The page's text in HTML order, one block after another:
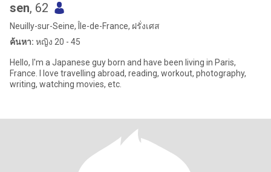
sen, 62
Neuilly-sur-Seine, Île-de-France, ฝรั่งเศส
ค้นหา: หญิง 20 - 45
Hello, I'm a Japanese guy born and have been living in Paris,
France. I love travelling abroad, reading, workout, photography,
writing, watching movies, etc.